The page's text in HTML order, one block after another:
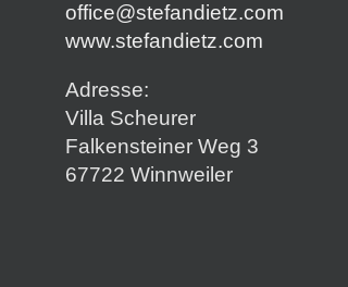
office@stefandietz.com
www.stefandietz.com
Adresse:
Villa Scheurer
Falkensteiner Weg 3
67722 Winnweiler